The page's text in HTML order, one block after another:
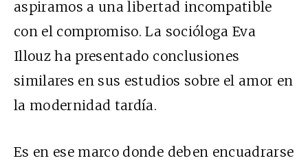
aspiramos a una libertad incompatible
con el compromiso. La socióloga Eva
Illouz ha presentado conclusiones
similares en sus estudios sobre el amor en
la modernidad tardía.
Es en ese marco donde deben encuadrarse